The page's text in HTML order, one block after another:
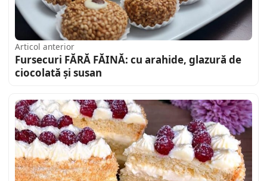
Articol anterior
Fursecuri FĂRĂ FĂINĂ: cu arahide, glazură de
ciocolată și susan